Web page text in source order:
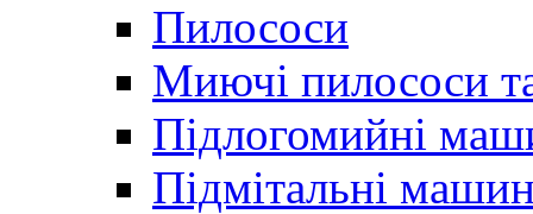
Пилососи
Миючі пилососи
Підлогомийні
Підмітальні